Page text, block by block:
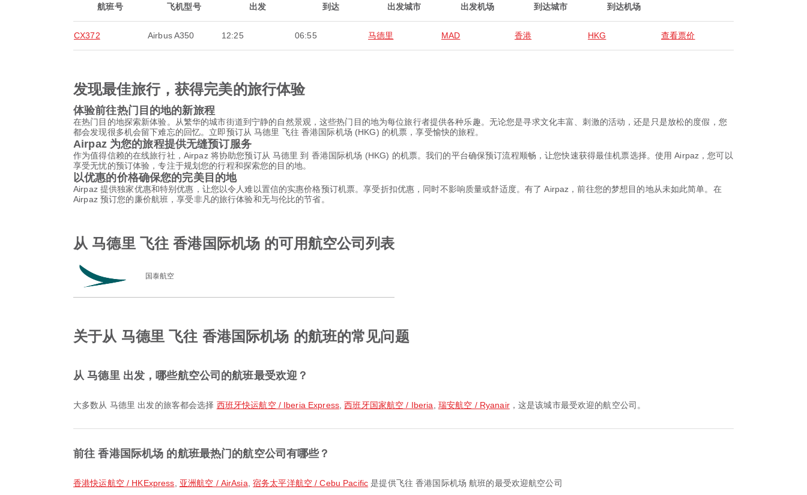
航班号 飞机型号 出发 到达 出发城市 出发机场 到达城市 到达机场
CX372 Airbus A350 12:25 06:55 马德里 MAD 香港 HKG 查看票价
发现最佳旅行，获得完美的旅行体验
体验前往热门目的地的新旅程
在热门目的地探索新体验。从繁华的城市街道到宁静的自然景观，这些热门目的地为每位旅行者提供各种乐趣。无论您是寻求文化丰富、刺激的活动，还是只是放松的度假，您
都会发现很多机会留下难忘的回忆。立即预订从 马德里 飞往 香港国际机场 (HKG) 的机票，享受愉快的旅程。
Airpaz 为您的旅程提供无缝预订服务
作为值得信赖的在线旅行社，Airpaz 将协助您预订从 马德里 到 香港国际机场 (HKG) 的机票。我们的平台确保预订流程顺畅，让您快速获得最佳机票选择。使用 Airpaz，您可以
享受无忧的预订体验，专注于规划您的行程和探索您的目的地。
以优惠的价格确保您的完美目的地
Airpaz 提供独家优惠和特别优惠，让您以令人难以置信的实惠价格预订机票。享受折扣优惠，同时不影响质量或舒适度。有了 Airpaz，前往您的梦想目的地从未如此简单。在
Airpaz 预订您的廉价航班，享受非凡的旅行体验和无与伦比的节省。
从 马德里 飞往 香港国际机场 的可用航空公司列表
国泰航空
关于从 马德里 飞往 香港国际机场 的航班的常见问题
从 马德里 出发，哪些航空公司的航班最受欢迎？
大多数从 马德里 出发的旅客都会选择 西班牙快运航空 / Iberia Express ,西班牙国家航空 / Iberia 瑞安航空 / Ryanair，这是该城市最受欢迎的航空公司。
前往 香港国际机场 的航班最热门的航空公司有哪些？
香港快运航空 / HKExpress 亚洲航空 / AirAsia ,宿务太平洋航空 / Cebu Pacific 是提供飞往 香港国际机场 航班的最受欢迎航空公司